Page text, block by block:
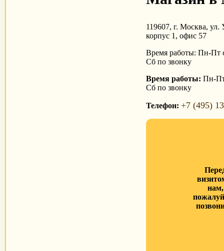
119607, г. Москва, ул.
корпус 1, офис 57
Время работы: Пн-Пт
Сб по звонку
Время работы: Пн-Пт
Сб по звонку
Телефон: +7 (495)
нам,